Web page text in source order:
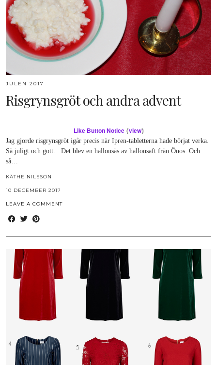
JULEN 2017
Risgrynsgröt och andra advent
Like Button Notice(view)
Jag gjorde risgrynsgröt igår precis när Ipren-tabletterna hade börjat verka.
Så juligt och gott. Det blev en hallonsås av hallonsaft från Önos. Och
så…
KÄTHE NILSSON
10 DECEMBER 2017
LEAVE A COMMENT